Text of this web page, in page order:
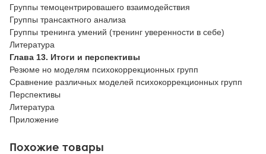
Группы темоцентрировашего взаимодействия
Группы трансактного анализа
Группы тренинга умений (тренинг уверенности в себе)
Литература
Глава 13. Итоги и перспективы
Резюме но моделям психокоррекционных групп
Сравнение различных моделей психокоррекционных групп
Перспективы
Литература
Приложение
Похожие товары